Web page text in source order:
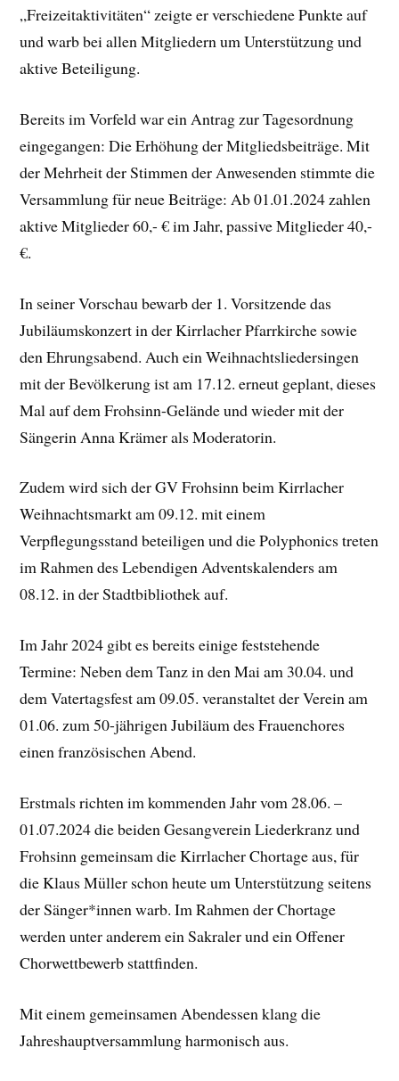
„Freizeitaktivitäten“ zeigte er verschiedene Punkte auf
und warb bei allen Mitgliedern um Unterstützung und
aktive Beteiligung.
Bereits im Vorfeld war ein Antrag zur Tagesordnung
eingegangen: Die Erhöhung der Mitgliedsbeiträge. Mit
der Mehrheit der Stimmen der Anwesenden stimmte die
Versammlung für neue Beiträge: Ab 01.01.2024 zahlen
aktive Mitglieder 60,- € im Jahr, passive Mitglieder 40,-
€.
In seiner Vorschau bewarb der 1. Vorsitzende das
Jubiläumskonzert in der Kirrlacher Pfarrkirche sowie
den Ehrungsabend. Auch ein Weihnachtsliedersingen
mit der Bevölkerung ist am 17.12. erneut geplant, dieses
Mal auf dem Frohsinn-Gelände und wieder mit der
Sängerin Anna Krämer als Moderatorin.
Zudem wird sich der GV Frohsinn beim Kirrlacher
Weihnachtsmarkt am 09.12. mit einem
Verpflegungsstand beteiligen und die Polyphonics treten
im Rahmen des Lebendigen Adventskalenders am
08.12. in der Stadtbibliothek auf.
Im Jahr 2024 gibt es bereits einige feststehende
Termine: Neben dem Tanz in den Mai am 30.04. und
dem Vatertagsfest am 09.05. veranstaltet der Verein am
01.06. zum 50-jährigen Jubiläum des Frauenchores
einen französischen Abend.
Erstmals richten im kommenden Jahr vom 28.06. –
01.07.2024 die beiden Gesangverein Liederkranz und
Frohsinn gemeinsam die Kirrlacher Chortage aus, für
die Klaus Müller schon heute um Unterstützung seitens
der Sänger*innen warb. Im Rahmen der Chortage
werden unter anderem ein Sakraler und ein Offener
Chorwettbewerb stattfinden.
Mit einem gemeinsamen Abendessen klang die
Jahreshauptversammlung harmonisch aus.